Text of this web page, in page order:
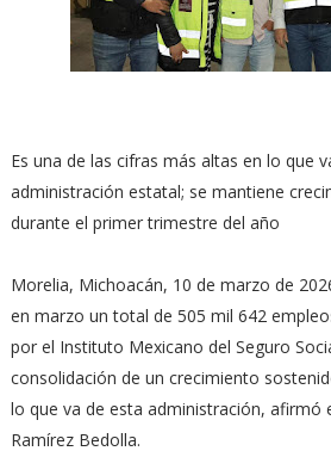
Es una de las cifras más altas en lo que
administración estatal; se mantiene
durante el primer trimestre del año
Morelia, Michoacán, 10 de marzo de
en marzo un total de 505 mil 642
por el Instituto Mexicano del Seguro
consolidación de un crecimiento
lo que va de esta administración, afirmó
Ramírez Bedolla.